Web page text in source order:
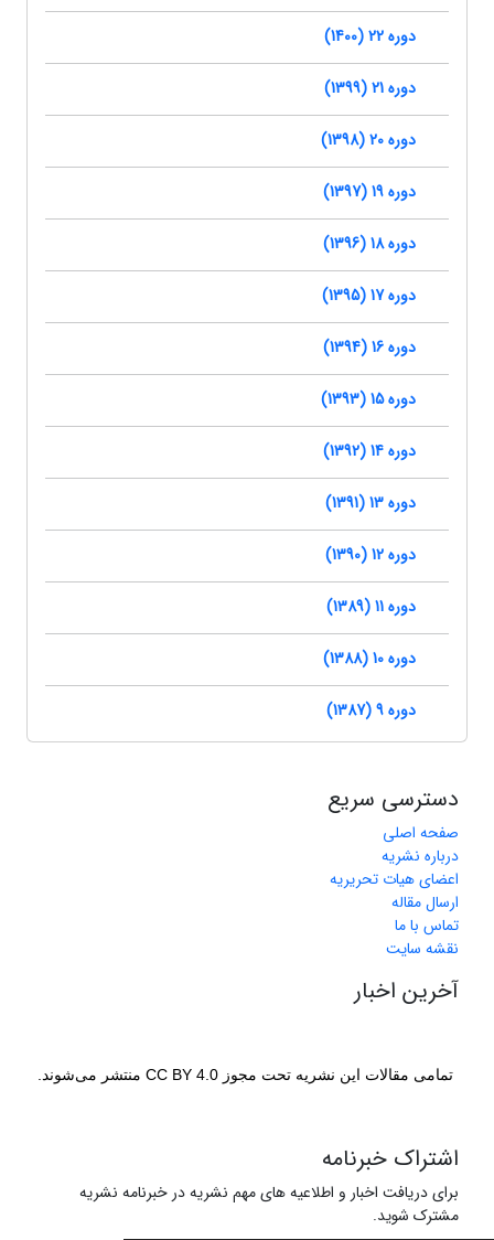
دوره 22 (1400)
دوره 21 (1399)
دوره 20 (1398)
دوره 19 (1397)
دوره 18 (1396)
دوره 17 (1395)
دوره 16 (1394)
دوره 15 (1393)
دوره 14 (1392)
دوره 13 (1391)
دوره 12 (1390)
دوره 11 (1389)
دوره 10 (1388)
دوره 9 (1387)
دسترسی سریع
صفحه اصلی
درباره نشریه
اعضای هیات تحریریه
ارسال مقاله
تماس با ما
نقشه سایت
آخرین اخبار
تمامی مقالات این نشریه تحت مجوز CC BY 4.0 منتشر می‌شوند.
اشتراک خبرنامه
برای دریافت اخبار و اطلاعیه های مهم نشریه در خبرنامه نشریه
مشترک شوید.